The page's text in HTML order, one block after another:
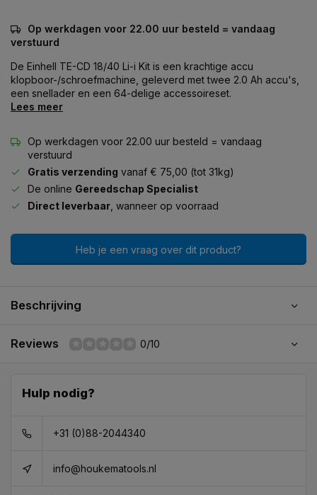
Op werkdagen voor 22.00 uur besteld = vandaag
verstuurd
De Einhell TE-CD 18/40 Li-i Kit is een krachtige accu
klopboor-/schroefmachine, geleverd met twee 2.0 Ah accu's,
een snellader en een 64-delige accessoireset.
Lees meer
Op werkdagen voor 22.00 uur besteld = vandaag
verstuurd
Gratis verzending vanaf € 75,00 (tot 31kg)
De online Gereedschap Specialist
Direct leverbaar , wanneer op voorraad
Heb je een vraag over dit product?
Beschrijving
Reviews 0/10
Hulp nodig?
+31 (0)88-2044340
info@houkematools.nl